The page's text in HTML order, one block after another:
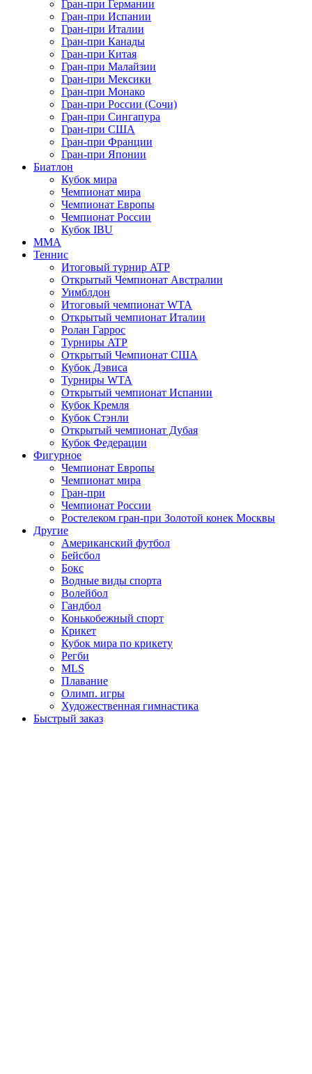
Гран-при Германии
Гран-при Испании
Гран-при Италии
Гран-при Канады
Гран-при Китая
Гран-при Малайзии
Гран-при Мексики
Гран-при Монако
Гран-при России (Сочи)
Гран-при Сингапура
Гран-при США
Гран-при Франции
Гран-при Японии
Биатлон
Кубок мира
Чемпионат мира
Чемпионат Европы
Чемпионат России
Кубок IBU
MMA
Теннис
Итоговый турнир ATP
Открытый Чемпионат Австралии
Уимблдон
Итоговый чемпионат WTA
Открытый чемпионат Италии
Ролан Гаррос
Турниры ATP
Открытый Чемпионат США
Кубок Дэвиса
Турниры WTA
Открытый чемпионат Испании
Кубок Кремля
Кубок Стэнли
Открытый чемпионат Дубая
Кубок Федерации
Фигурное
Чемпионат Европы
Чемпионат мира
Гран-при
Чемпионат России
Ростелеком гран-при Золотой конек Москвы
Другие
Американский футбол
Бейсбол
Бокс
Водные виды спорта
Волейбол
Гандбол
Конькобежный спорт
Крикет
Кубок мира по крикету
Регби
MLS
Плавание
Олимп. игры
Художественная гимнастика
Быстрый заказ